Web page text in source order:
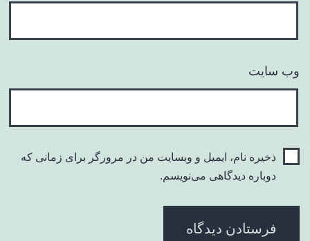
وب‌ سایت
ذخیره نام، ایمیل و وبسایت من در مرورگر برای زمانی که
دوباره دیدگاهی می‌نویسم.